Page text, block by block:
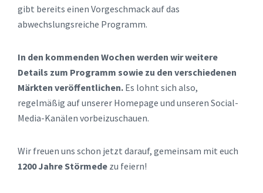
gibt bereits einen Vorgeschmack auf das
abwechslungsreiche Programm.
In den kommenden Wochen werden wir weitere
Details zum Programm sowie zu den verschiedenen
Märkten veröffentlichen. Es lohnt sich also,
regelmäßig auf unserer Homepage und unseren Social-
Media-Kanälen vorbeizuschauen.
Wir freuen uns schon jetzt darauf, gemeinsam mit euch
1200 Jahre Störmede zu feiern!